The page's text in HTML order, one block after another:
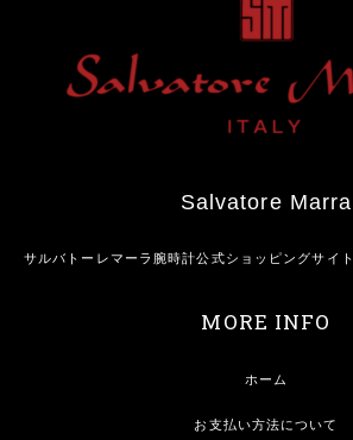
Salvatore Marra
サルバトーレマーラ腕時計公式ショッピングサイト
MORE INFO
ホーム
お支払い方法について